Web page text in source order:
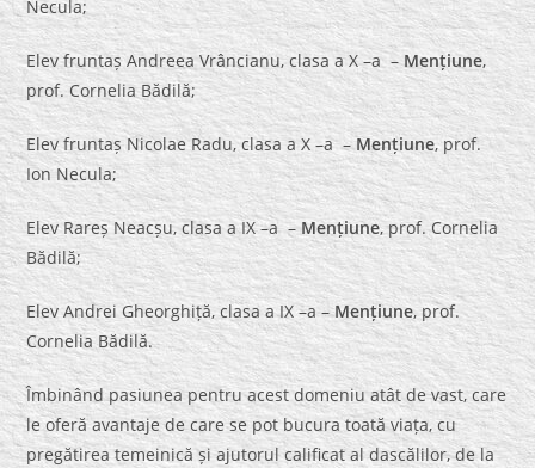
Necula;
Elev fruntaș Andreea Vrâncianu, clasa a X –a –Mențiune,
prof. Cornelia Bădilă;
Elev fruntaș Nicolae Radu, clasa a X –a –Mențiune, prof.
Ion Necula;
Elev Rareș Neacșu, clasa a IX –a – Mențiune, prof. Cornelia
Bădilă;
Elev Andrei Gheorghiță, clasa a IX –a –Mențiune, prof.
Cornelia Bădilă.
Îmbinând pasiunea pentru acest domeniu atât de vast, care
le oferă avantaje de care se pot bucura toată viața, cu
pregătirea temeinică și ajutorul calificat al dascălilor, de la